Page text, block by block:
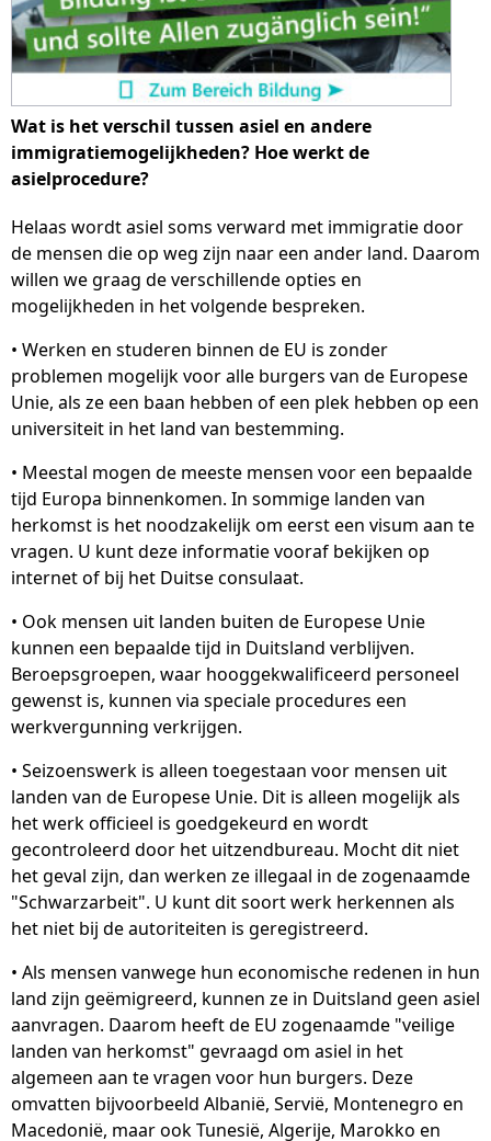
Wat is het verschil tussen asiel en andere
immigratiemogelijkheden? Hoe werkt de
asielprocedure?
Helaas wordt asiel soms verward met immigratie door
de mensen die op weg zijn naar een ander land. Daarom
willen we graag de verschillende opties en
mogelijkheden in het volgende bespreken.
• Werken en studeren binnen de EU is zonder
problemen mogelijk voor alle burgers van de Europese
Unie, als ze een baan hebben of een plek hebben op een
universiteit in het land van bestemming.
• Meestal mogen de meeste mensen voor een bepaalde
tijd Europa binnenkomen. In sommige landen van
herkomst is het noodzakelijk om eerst een visum aan te
vragen. U kunt deze informatie vooraf bekijken op
internet of bij het Duitse consulaat.
• Ook mensen uit landen buiten de Europese Unie
kunnen een bepaalde tijd in Duitsland verblijven.
Beroepsgroepen, waar hooggekwalificeerd personeel
gewenst is, kunnen via speciale procedures een
werkvergunning verkrijgen.
• Seizoenswerk is alleen toegestaan ​​voor mensen uit
landen van de Europese Unie. Dit is alleen mogelijk als
het werk officieel is goedgekeurd en wordt
gecontroleerd door het uitzendbureau. Mocht dit niet
het geval zijn, dan werken ze illegaal in de zogenaamde
"Schwarzarbeit". U kunt dit soort werk herkennen als
het niet bij de autoriteiten is geregistreerd.
• Als mensen vanwege hun economische redenen in hun
land zijn geëmigreerd, kunnen ze in Duitsland geen asiel
aanvragen. Daarom heeft de EU zogenaamde "veilige
landen van herkomst" gevraagd om asiel in het
algemeen aan te vragen voor hun burgers. Deze
omvatten bijvoorbeeld Albanië, Servië, Montenegro en
Macedonië, maar ook Tunesië, Algerije, Marokko en